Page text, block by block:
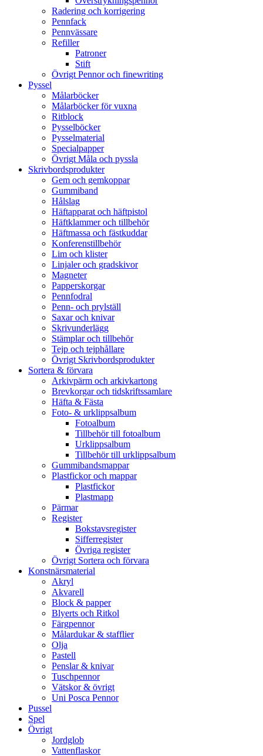
Radering och korrigering
Pennfack
Pennvässare
Refiller
Patroner
Stift
Övrigt Pennor och finewriting
Pyssel
Målarböcker
Målarböcker för vuxna
Ritblock
Pysselböcker
Pysselmaterial
Specialpapper
Övrigt Måla och pyssla
Skrivbordsprodukter
Gem och gemkoppar
Gummiband
Hålslag
Häftapparat och häftpistol
Häftklammer och tillbehör
Häftmassa och fästkuddar
Konferenstillbehör
Lim och klister
Linjaler och gradskivor
Magneter
Papperskorgar
Pennfodral
Penn- och prylställ
Saxar och knivar
Skrivunderlägg
Stämplar och tillbehör
Tejp och tejphållare
Övrigt Skrivbordsprodukter
Sortera & förvara
Arkivpärm och arkivkartong
Brevkorgar och tidskriftssamlare
Häfta & Fästa
Foto- & urklippsalbum
Fotoalbum
Tillbehör till fotoalbum
Urklippsalbum
Tillbehör till urklippsalbum
Gummibandsmappar
Plastfickor och mappar
Plastfickor
Plastmapp
Pärmar
Register
Bokstavsregister
Sifferregister
Övriga register
Övrigt Sortera och förvara
Konstnärsmaterial
Akryl
Akvarell
Block & papper
Blyerts och Ritkol
Färgpennor
Målardukar & stafflier
Olja
Pastell
Penslar & knivar
Tuschpennor
Vätskor & övrigt
Uni Posca Pennor
Pussel
Spel
Övrigt
Jordglob
Vattenflaskor